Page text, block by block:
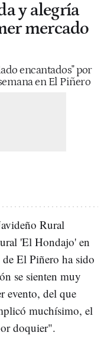
y alegría
mercado
encantados" por
en El Piñero
Rural
'El Hondajo' en
El Piñero ha sido
se sienten muy
evento, del que
muchísimo, el
doquier".